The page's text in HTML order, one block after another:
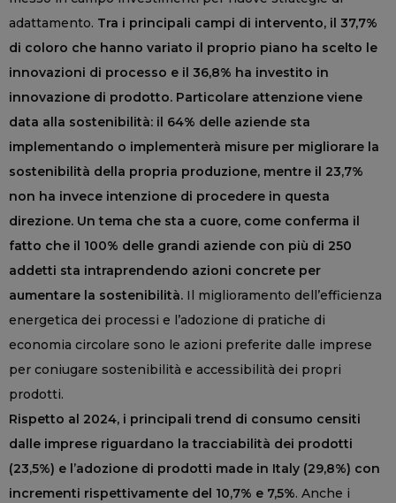
adattamento. Tra i principali campi di intervento, il 37,7%
di coloro che hanno variato il proprio piano ha scelto le
innovazioni di processo e il 36,8% ha investito in
innovazione di prodotto. Particolare attenzione viene
data alla sostenibilità: il 64% delle aziende sta
implementando o implementerà misure per migliorare la
sostenibilità della propria produzione, mentre il 23,7%
non ha invece intenzione di procedere in questa
direzione. Un tema che sta a cuore, come conferma il
fatto che il 100% delle grandi aziende con più di 250
addetti sta intraprendendo azioni concrete per
aumentare la sostenibilità. Il miglioramento dell’efficienza
energetica dei processi e l’adozione di pratiche di
economia circolare sono le azioni preferite dalle imprese
per coniugare sostenibilità e accessibilità dei propri
prodotti.
Rispetto al 2024, i principali trend di consumo censiti
dalle imprese riguardano la tracciabilità dei prodotti
(23,5%) e l’adozione di prodotti made in Italy (29,8%) con
incrementi rispettivamente del 10,7% e 7,5%. Anche i